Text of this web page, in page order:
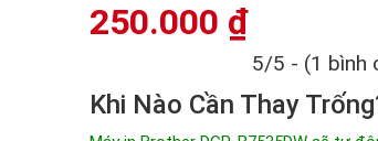
250.000 ₫
5/5 - (1 bình
Khi Nào Cần Thay